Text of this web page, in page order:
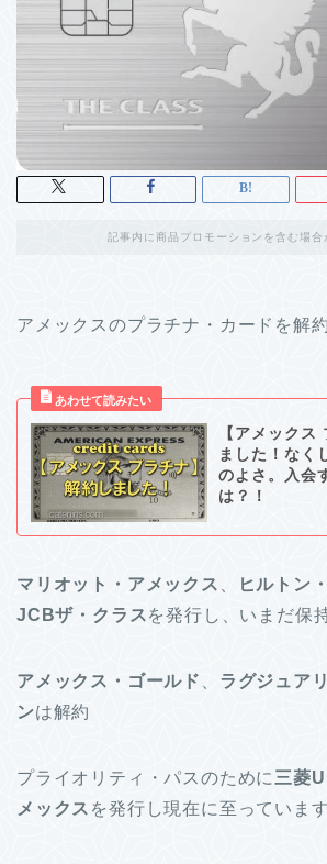
記事内に商品プロモーションを含む場合
アメックスのプラチナ・カードを解
【アメックス
ました！なく
のよさ。入会
は？！
マリオット・アメックス ヒルトン
JCBザ・クラス を発行し、いまだ保
アメックス・ゴールド
ラグジュア
ンは解約
プライオリティ・パスのために 三菱
メックス を発行し現在に至っています